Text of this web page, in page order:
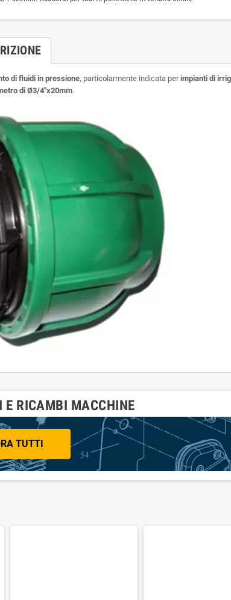
di fluidi in pressione, particolarmente indicata perimpianti di
diØ3/4"x20mm.
E RICAMBI MACCHINE
TUTTI